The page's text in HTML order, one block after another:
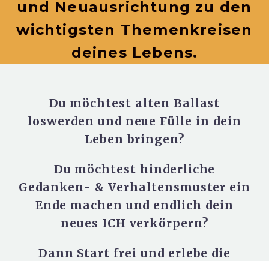
und Neuausrichtung zu den
wichtigsten Themenkreisen
deines Lebens.
Du möchtest alten Ballast
loswerden und neue Fülle in dein
Leben bringen?
Du möchtest hinderliche
Gedanken- & Verhaltensmuster ein
Ende machen und endlich dein
neues ICH verkörpern?
Dann Start frei und erlebe die